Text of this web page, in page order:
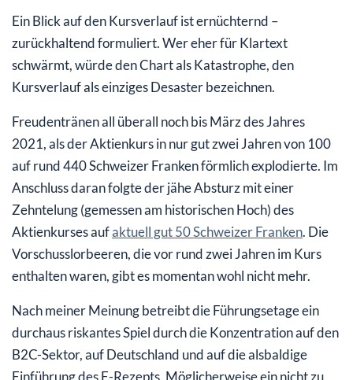
Ein Blick auf den Kursverlauf ist ernüchternd –
zurückhaltend formuliert. Wer eher für Klartext
schwärmt, würde den Chart als Katastrophe, den
Kursverlauf als einziges Desaster bezeichnen.
Freudentränen all überall noch bis März des Jahres
2021, als der Aktienkurs in nur gut zwei Jahren von 100
auf rund 440 Schweizer Franken förmlich explodierte. Im
Anschluss daran folgte der jähe Absturz mit einer
Zehntelung (gemessen am historischen Hoch) des
Aktienkurses aufaktuell gut 50 Schweizer Franken. Die
Vorschusslorbeeren, die vor rund zwei Jahren im Kurs
enthalten waren, gibt es momentan wohl nicht mehr.
Nach meiner Meinung betreibt die Führungsetage ein
durchaus riskantes Spiel durch die Konzentration auf den
B2C-Sektor, auf Deutschland und auf die alsbaldige
Einführung des E-Rezepts. Möglicherweise ein nicht zu